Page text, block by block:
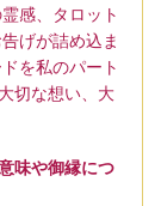
感、タロット
げが詰め込ま
を私のパート
切な想い、大
味や御縁につ